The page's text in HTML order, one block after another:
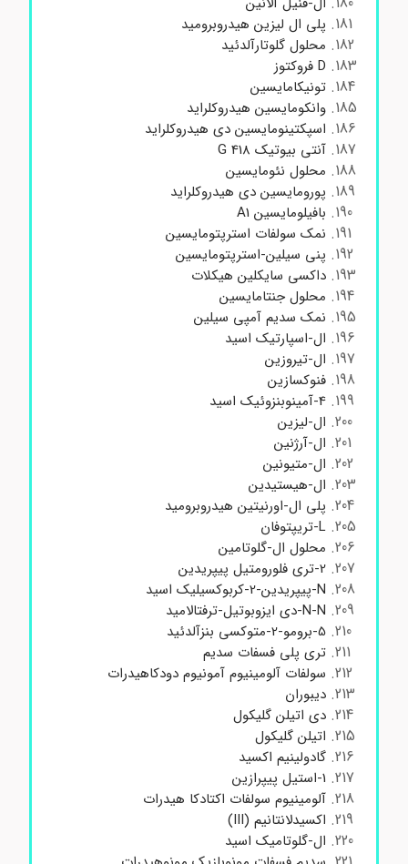
پلی ال لیزین هیدروبرومید
محلول گلوتارآلدئید
D فروکتوز
تونیکامایسین
وانکومایسین هیدروکلراید
اسپکتینومایسین دی هیدروکلراید
آنتی بیوتیک G 418
محلول نئومایسین
پورومایسین دی هیدروکلراید
بافیلومایسین A1
نمک سولفات استرپتومایسین
پنی سیلین-استرپتومایسین
داکسی سایکلین هیکلات
محلول جنتامایسین
نمک سدیم آمپی سیلین
ال-اسپارتیک اسید
ال-تیروزین
فنوکسازین
4-آمینوبنزوئیک اسید
ال-لیزین
ال-آرژنین
ال-متیونین
ال-هیستیدین
پلی ال-اورنیتین هیدروبرومید
L-تریپتوفان
محلول ال-گلوتامین
2-تری فلورومتیل پیپریدین
N-پیپریدین-2-کربوکسیلیک اسید
N-N-دی ایزوبوتیل-ترفتالامید
5-برومو-2-متوکسی بنزآلدئید
تری پلی فسفات سدیم
سولفات آلومینیوم آمونیوم دودکاهیدرات
دیبوران
دی اتیلن گلیکول
اتیلن گلیکول
گادولینیم اکسید
1-استیل پیپرازین
آلومینیوم سولفات اکتادکا هیدرات
اکسیدلانتانیم (III)
ال-گلوتامیک اسید